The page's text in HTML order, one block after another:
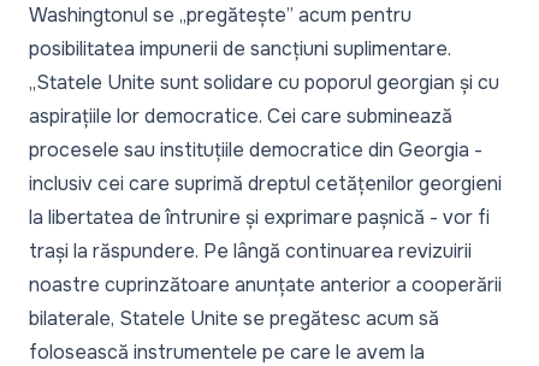
Washingtonul se „pregătește” acum pentru
posibilitatea impunerii de sancțiuni suplimentare.
„Statele Unite sunt solidare cu poporul georgian și cu
aspirațiile lor democratice. Cei care subminează
procesele sau instituțiile democratice din Georgia -
inclusiv cei care suprimă dreptul cetățenilor georgieni
la libertatea de întrunire și exprimare pașnică - vor fi
trași la răspundere. Pe lângă continuarea revizuirii
noastre cuprinzătoare anunțate anterior a cooperării
bilaterale, Statele Unite se pregătesc acum să
folosească instrumentele pe care le avem la